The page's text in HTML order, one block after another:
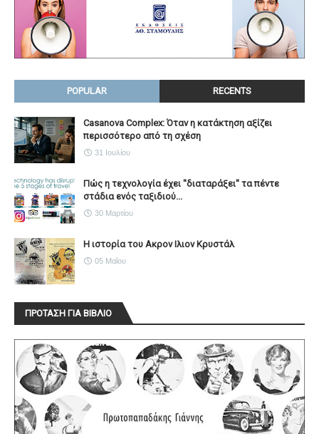
POPULAR RECENTS
Casanova Complex: Όταν η κατάκτηση αξίζει
περισσότερο από τη σχέση
31 Ιουλίου
Πώς η τεχνολογία έχει ''διαταράξει'' τα πέντε
στάδια ενός ταξιδιού...
30 Μαρτίου
Η ιστορία του Ακρον Ιλιον Κρυστάλ
05 Μαΐου
ΠΡΟΤΑΣΗ ΓΙΑ ΒΙΒΛΙΟ